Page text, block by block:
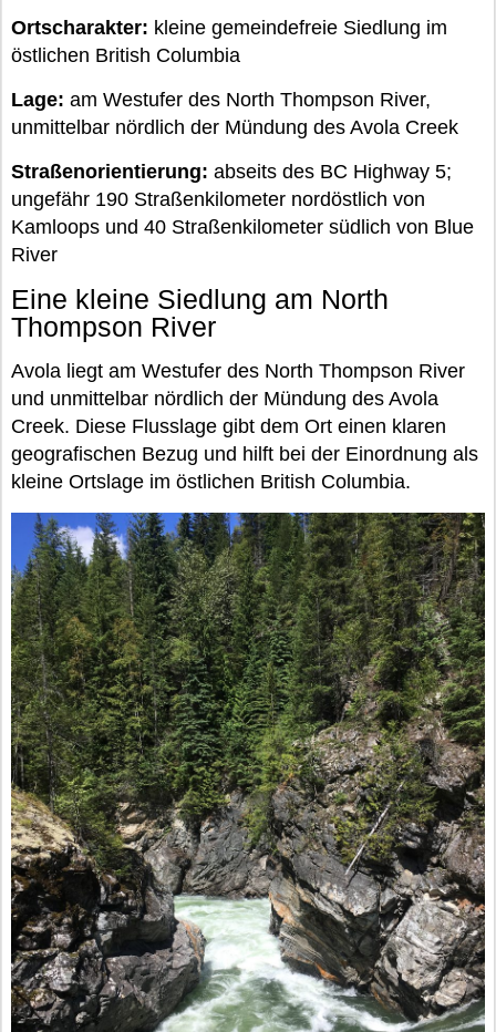
Ortscharakter: kleine gemeindefreie Siedlung im
östlichen British Columbia
Lage: am Westufer des North Thompson River,
unmittelbar nördlich der Mündung des Avola Creek
Straßenorientierung: abseits des BC Highway 5;
ungefähr 190 Straßenkilometer nordöstlich von
Kamloops und 40 Straßenkilometer südlich von Blue
River
Eine kleine Siedlung am North
Thompson River
Avola liegt am Westufer des North Thompson River
und unmittelbar nördlich der Mündung des Avola
Creek. Diese Flusslage gibt dem Ort einen klaren
geografischen Bezug und hilft bei der Einordnung als
kleine Ortslage im östlichen British Columbia.